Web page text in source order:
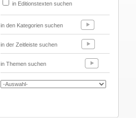
in Editionstexten suchen
in den Kategorien suchen
in der Zeitleiste suchen
in Themen suchen